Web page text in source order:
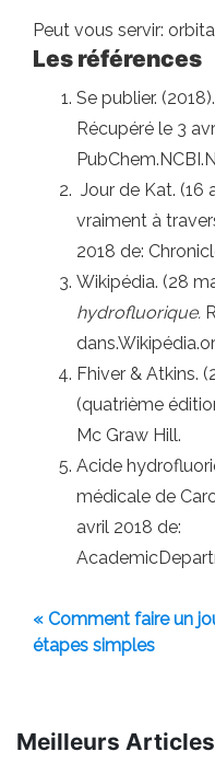
Peut vous servir:
Les références
Se publier.
Récupéré le 3
Jour de Kat. (16
vraiment à
2018 de:
Wikipédia. (28
hydrofluorique.
Fhiver & Atkins.
(quatrième
Mc Graw Hill.
Acide
médicale de
avril 2018 de:
« Comment faire un
étapes simples
Meilleurs Articles